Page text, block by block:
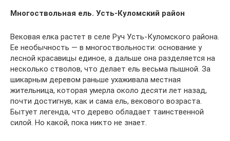
Многоствольная ель. Усть-Куломский район
Вековая елка растет в селе Руч Усть-Куломского района.
Ее необычность — в многоствольности: основание у
лесной красавицы единое, а дальше она разделяется на
несколько стволов, что делает ель весьма пышной. За
шикарным деревом раньше ухаживала местная
жительница, которая умерла около десяти лет назад,
почти достигнув, как и сама ель, векового возраста.
Бытует легенда, что дерево обладает таинственной
силой. Но какой, пока никто не знает.